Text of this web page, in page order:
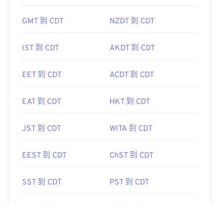
GMT 到 CDT NZDT 到 CDT
IST 到 CDT AKDT 到 CDT
EET 到 CDT ACDT 到 CDT
EAT 到 CDT HKT 到 CDT
JST 到 CDT WITA 到 CDT
EEST 到 CDT ChST 到 CDT
SST 到 CDT PST 到 CDT